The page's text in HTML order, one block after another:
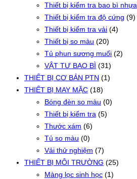
Thiết bị kiểm tra bao bì nhựa
Thiết bị kiểm tra độ cứng (9)
Thiết bị kiểm tra vải (4)
Thiết bị so màu (20)
Tủ phun sương muối (2)
VẬT TƯ BAO BÌ (31)
THIẾT BỊ CƠ BẢN PTN (1)
THIẾT BỊ MAY MẶC (18)
Bóng đèn so màu (0)
Thiết bị kiểm tra (5)
Thước xám (6)
Tủ so màu (0)
Vải thử nghiệm (7)
THIẾT BỊ MÔI TRƯỜNG (25)
Màng lọc sinh học (1)